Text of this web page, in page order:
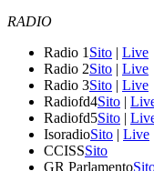
RADIO
Radio 1 Sito | Live
Radio 2Sito | Live
Radio 3Sito | Live
Radiofd4Sito |
Radiofd5Sito |
IsoradioSito | Live
CCISSSito
GR Parlamento